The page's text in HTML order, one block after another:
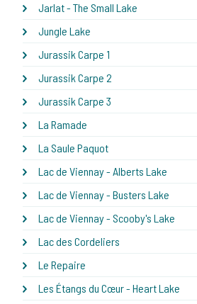
Jarlat - The Small Lake
Jungle Lake
Jurassik Carpe 1
Jurassik Carpe 2
Jurassik Carpe 3
La Ramade
La Saule Paquot
Lac de Viennay - Alberts Lake
Lac de Viennay - Busters Lake
Lac de Viennay - Scooby's Lake
Lac des Cordeliers
Le Repaire
Les Étangs du Cœur - Heart Lake